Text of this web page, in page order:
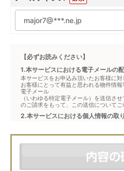
【必ずお読みください】
1.本サービスにおける電子メールの
本サービスをお申込み頂いたお客様に対
お客様にとって有益と思われる物件情
電子メール
（いわゆる特定電子メール）を送信さ
のご請求をもって、この送信についてご
2.本サービスにおける個人情報の取
本フォームからお客様が記入・登録さ
などの資料送付・電子メールの送信・
動産会社が利用・保管します。資料請
の取扱いについては、各不動産会社に直
また、上記とは別にメジャーセブンで